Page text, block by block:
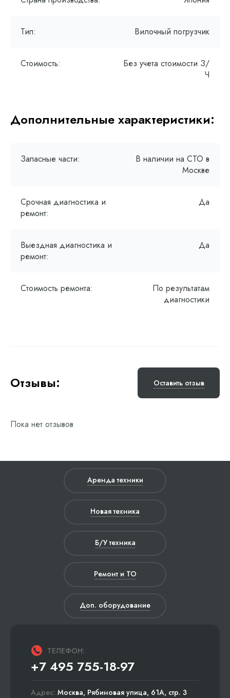
Тип: Вилочный погрузчик
Стоимость:
Без учета стоимости З/
Ч
Дополнительные характеристики:
Запасные части:
В наличии на СТО в
Москве
Срочная диагностика и
ремонт:
Да
Выездная диагностика и
ремонт:
Да
Стоимость ремонта:
По результатам
диагностики
Отзывы: Оставить отзыв
Пока нет отзывов
Аренда техники
Новая техника
Б/У техника
Ремонт и ТО
Доп. оборудование
ТЕЛЕФОН:
+7 495 755-18-97
Адрес: Москва, Рябиновая улица, 61А, стр. 3